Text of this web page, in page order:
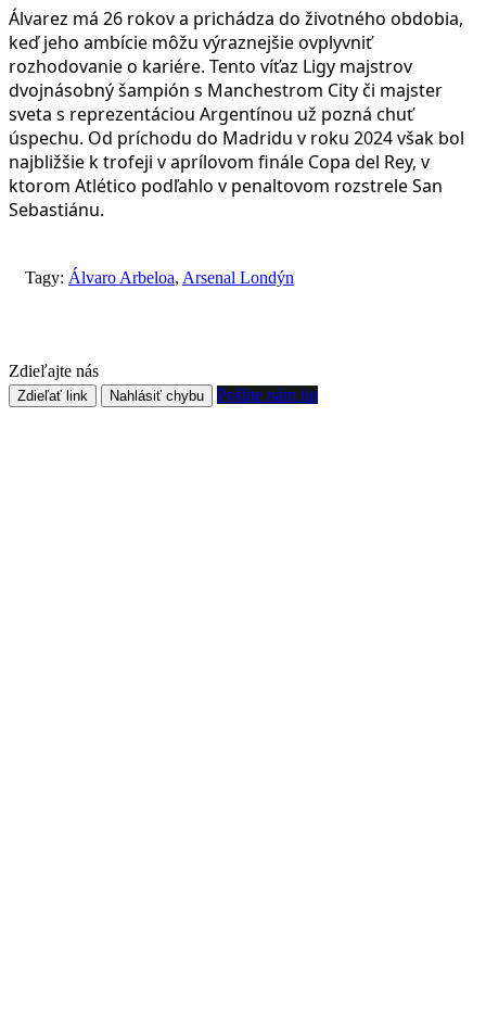
Álvarez má 26 rokov a prichádza do životného obdobia,
keď jeho ambície môžu výraznejšie ovplyvniť
rozhodovanie o kariére. Tento víťaz Ligy majstrov
dvojnásobný šampión s Manchestrom City či majster
sveta s reprezentáciou Argentínou už pozná chuť
úspechu. Od príchodu do Madridu v roku 2024 však bol
najbližšie k trofeji v aprílovom finále Copa del Rey, v
ktorom Atlético podľahlo v penaltovom rozstrele San
Sebastiánu.
Tagy: Álvaro Arbeloa, Arsenal Londýn
Zdieľajte nás
Zdieľať link Nahlásiť chybu Pošlite nám tip